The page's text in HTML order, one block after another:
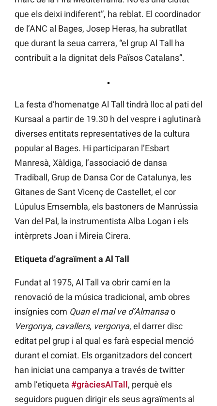
que els deixi indiferent”, ha reblat. El coordinador
de l’ANC al Bages, Josep Heras, ha subratllat
que durant la seua carrera, “el grup Al Tall ha
contribuït a la dignitat dels Països Catalans”.
La festa d’homenatge Al Tall tindrà lloc al pati del
Kursaal a partir de 19.30 h del vespre i aglutinarà
diverses entitats representatives de la cultura
popular al Bages. Hi participaran l’Esbart
Manresà, Xàldiga, l’associació de dansa
Tradiball, Grup de Dansa Cor de Catalunya, les
Gitanes de Sant Vicenç de Castellet, el cor
Lúpulus Emsembla, els bastoners de Manrússia
Van del Pal, la instrumentista Alba Logan i els
intèrprets Joan i Mireia Cirera.
Etiqueta d’agraïment a Al Tall
Fundat al 1975, Al Tall va obrir camí en la
renovació de la música tradicional, amb obres
insígnies com Quan el mal ve d’Almansao
Vergonya, cavallers, vergonya, el darrer disc
editat pel grup i al qual es farà especial menció
durant el comiat. Els organitzadors del concert
han iniciat una campanya a través de twitter
amb l’etiqueta #gràciesAlTall, perquè els
seguidors puguen dirigir els seus agraïments al